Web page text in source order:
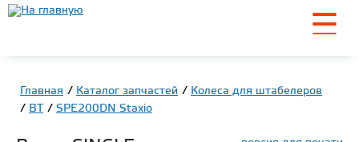
☰
Главная Каталог запчастей
Колеса для штабелеров
BT
SPE200DN Staxio